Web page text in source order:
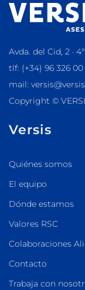
Avda. del Cid, 2 ·
tlf: (+34) 96 326 00
mail:
Copyright ©
Versis
Quiénes somos
El equipo
Dónde estamos
Valores RSC
Colaboraciones
Contacto
Trabaja con